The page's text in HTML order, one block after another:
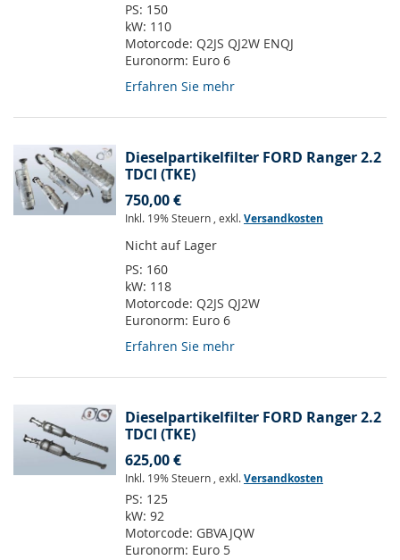
PS: 150
kW: 110
Motorcode: Q2JS QJ2W ENQJ
Euronorm: Euro 6
Erfahren Sie mehr
Dieselpartikelfilter FORD Ranger 2.2
TDCI (TKE)
750,00 €
Inkl. 19% Steuern , exkl.Versandkosten
Nicht auf Lager
PS: 160
kW: 118
Motorcode: Q2JS QJ2W
Euronorm: Euro 6
Erfahren Sie mehr
Dieselpartikelfilter FORD Ranger 2.2
TDCI (TKE)
625,00 €
Inkl. 19% Steuern , exkl.Versandkosten
PS: 125
kW: 92
Motorcode: GBVAJQW
Euronorm: Euro 5